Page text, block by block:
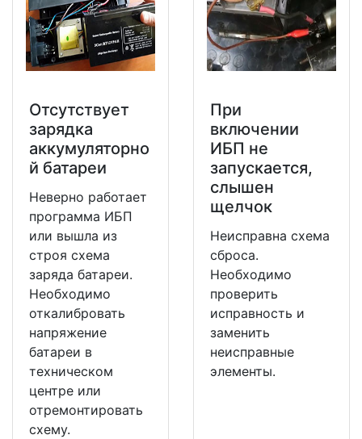
Отсутствует
зарядка
аккумуляторно
й батареи
Неверно работает
программа ИБП
или вышла из
строя схема
заряда батареи.
Необходимо
откалибровать
напряжение
батареи в
техническом
центре или
отремонтировать
схему.
При
включении
ИБП не
запускается,
слышен
щелчок
Неисправна схема
сброса.
Необходимо
проверить
исправность и
заменить
неисправные
элементы.